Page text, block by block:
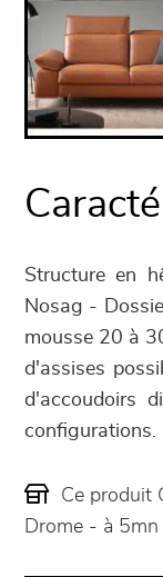
Structure en
Nosag -
mousse 20 à
d'assises
d'accoudoirs
configurations.
Ce produit
Drome - à